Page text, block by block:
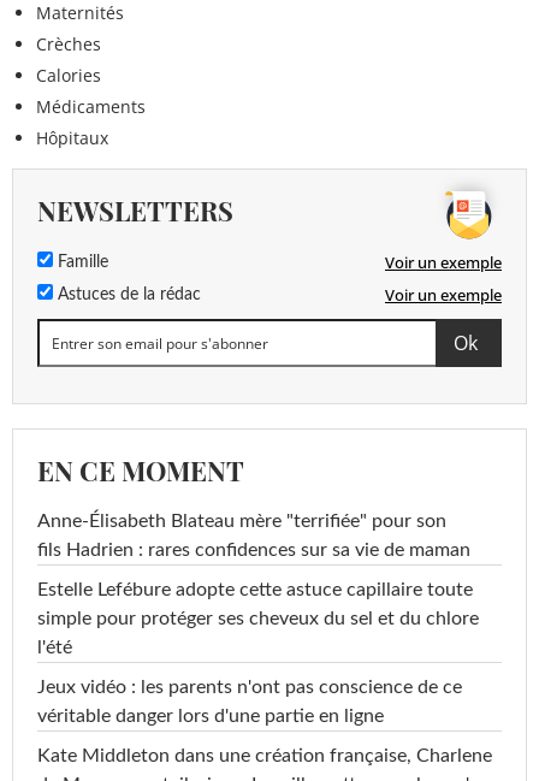
Maternités
Crèches
Calories
Médicaments
Hôpitaux
NEWSLETTERS
Famille Voir un exemple
Astuces de la rédac Voir un exemple
EN CE MOMENT
Anne-Élisabeth Blateau mère "terrifiée" pour son
fils Hadrien : rares confidences sur sa vie de maman
Estelle Lefébure adopte cette astuce capillaire toute
simple pour protéger ses cheveux du sel et du chlore
l'été
Jeux vidéo : les parents n'ont pas conscience de ce
véritable danger lors d'une partie en ligne
Kate Middleton dans une création française, Charlene